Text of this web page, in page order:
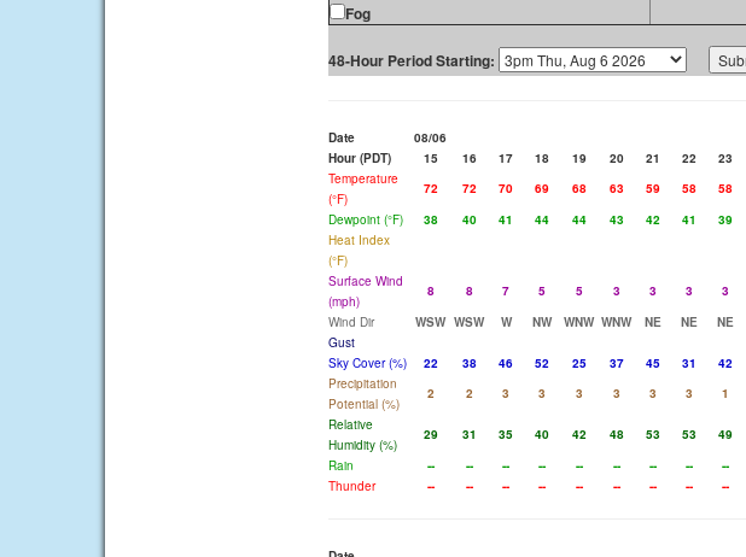
Fog
48-Hour Period Starting:
Date 08/06
Hour (PDT)
15 16 17 18 19 20 21 22 23
Temperature
(°F)
72 72 70 69 68 63 59 58 58
Dewpoint (°F)
38 40 41 44 44 43 42 41 39
Heat Index
(°F)
Surface Wind
(mph)
8 8 7 5 5 3 3 3 3
Wind Dir
WSW WSW W NW WNW WNW NE NE NE
Gust
Sky Cover (%)
22 38 46 52 25 37 45 31 42
Precipitation
Potential (%)
2 2 3 3 3 3 3 3 1
Relative
Humidity (%)
29 31 35 40 42 48 53 53 49
Rain
-- -- -- -- -- -- -- -- --
Thunder
-- -- -- -- -- -- -- -- --